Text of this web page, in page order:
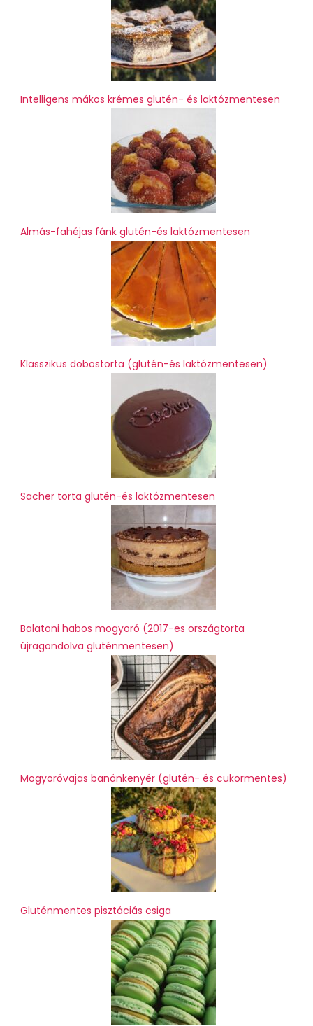
Intelligens mákos krémes glutén- és laktózmentesen
Almás-fahéjas fánk glutén-és laktózmentesen
Klasszikus dobostorta (glutén-és laktózmentesen)
Sacher torta glutén-és laktózmentesen
Balatoni habos mogyoró (2017-es országtorta
újragondolva gluténmentesen)
Mogyoróvajas banánkenyér (glutén- és cukormentes)
Gluténmentes pisztáciás csiga